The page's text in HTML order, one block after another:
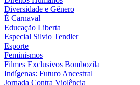
Diversidade e Gênero
É Carnaval
Educação Liberta
Especial Silvio Tendler
Esporte
Feminismos
Filmes Exclusivos Bombozila
Indígenas: Futuro Ancestral
Jornada Contra Violência